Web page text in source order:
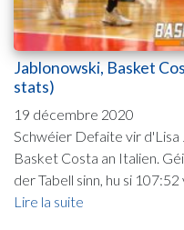
Jablonowski, Basket
stats)
19 décembre 2020
Schwéier Defaite vir d'Lisa
Basket Costa an Italien.
der Tabell sinn, hu si
Lire la suite